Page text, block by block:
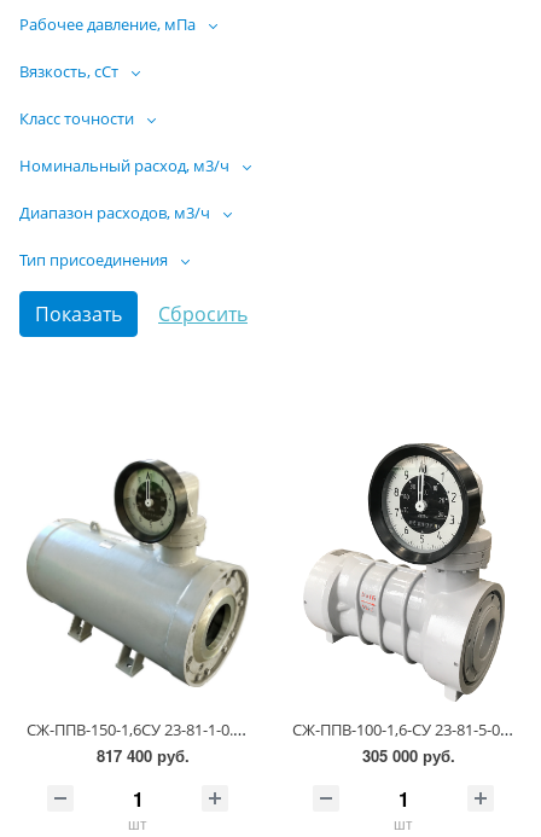
Рабочее давление, мПа
Вязкость, сСт
Класс точности
Номинальный расход, м3/ч
Диапазон расходов, м3/ч
Тип присоединения
СЖ-ППВ-150-1,6СУ 23-81-1-0.00.00 (1,1-6,0 сСт; ПГ 0,5)
817 400 руб.
шт
СЖ-ППВ-100-1,6-СУ 23-81-5-0.00.00 (0,55-1,1 сСт; ПГ 0,25)
305 000 руб.
шт